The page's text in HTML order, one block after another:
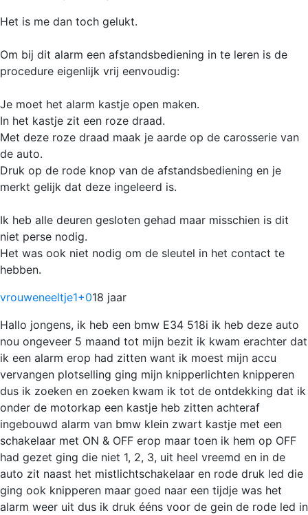
Het is me dan toch gelukt.
Om bij dit alarm een afstandsbediening in te leren is de
procedure eigenlijk vrij eenvoudig:
Je moet het alarm kastje open maken.
In het kastje zit een roze draad.
Met deze roze draad maak je aarde op de carosserie van
de auto.
Druk op de rode knop van de afstandsbediening en je
merkt gelijk dat deze ingeleerd is.
Ik heb alle deuren gesloten gehad maar misschien is dit
niet perse nodig.
Het was ook niet nodig om de sleutel in het contact te
hebben.
vrouweneeltje1+018 jaar
Hallo jongens, ik heb een bmw E34 518i ik heb deze auto
nou ongeveer 5 maand tot mijn bezit ik kwam erachter dat
ik een alarm erop had zitten want ik moest mijn accu
vervangen plotselling ging mijn knipperlichten knipperen
dus ik zoeken en zoeken kwam ik tot de ontdekking dat ik
onder de motorkap een kastje heb zitten achteraf
ingebouwd alarm van bmw klein zwart kastje met een
schakelaar met ON & OFF erop maar toen ik hem op OFF
had gezet ging die niet 1, 2, 3, uit heel vreemd en in de
auto zit naast het mistlichtschakelaar en rode druk led die
ging ook knipperen maar goed naar een tijdje was het
alarm weer uit dus ik druk ééns voor de gein de rode led in